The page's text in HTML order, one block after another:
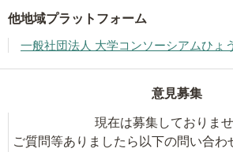
他地域プラットフォーム
一般社団法人 大学コンソーシアムひょ
意見募集
現在は募集しておりませ
ご質問等ありましたら以下の問い合わ